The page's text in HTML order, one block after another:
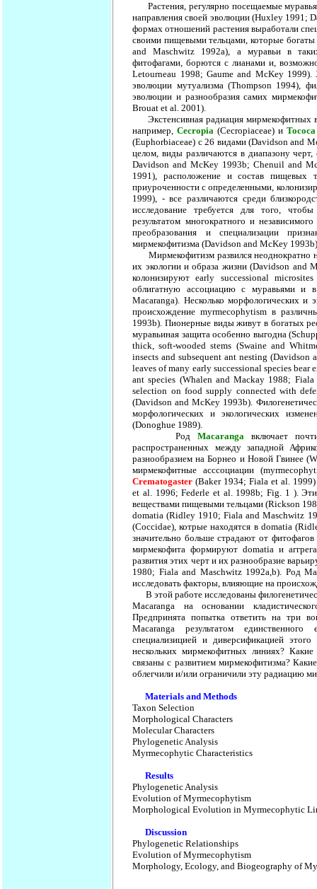
Растения, регулярно посещаемые
направления своей эволюции (Huxley 1991;
формах отношений растения выработали
своими пищевыми тельцами, которые
and Maschwitz 1992a), а муравьи в
фитофагами, борются с лианами и,
Letourneau 1998; Gaume and McKey 1999).
эволюции мутуализма (Thompson 1994),
эволюции и разнообразия самих
Brouat et al. 2001).
Экстенсивная радиация мирмекофитных
например,Cecropia (Cecropiaceae) и Tococa
(Euphorbiaceae) с 26 видами (Davidson and
целом, виды различаются в диапазону
Davidson and McKey 1993b; Chenuil and
1991), расположение и состав
приуроченности с определенными,
1999), - все различаются среди
исследование требуется для того,
результатом многократного и
преобразования и специализации
мирмекофитизма (Davidson and McKey
Мирмекофитизм развился неоднократно
их экологии и образа жизни (Davidson and
колонизируют early successional
облигатную ассоциацию с муравьями и
Macaranga). Несколько морфологических и
происхождение myrmecophytism в
1993b). Пионерные виды живут в богатых
муравьиная защита особенно выгодна
thick, soft-wooded stems (Swaine and
insects and subsequent ant nesting
leaves of many early successional species
ant species (Whalen and Mackay 1988;
selection on food supply connected with
(Davidson and McKey 1993b).
морфологических и экологических
(Donoghue 1989).
Род Macarangaвключает
распространенных между западной
разнообразием на Борнео и Новой Гвинее
мирмекофитные асссоциации
Crematogaster (Baker 1934; Fiala et al. 1999)
et al. 1996; Federle et al. 1998b; Fig. 1 ). Эти
веществами пищевыми тельцами (Rickson
domatia (Ridley 1910; Fiala and Maschwitz
(Coccidae), котрые находятся в domatia
значительно больше страдают от
мирмекофита формируют domatia и
развития этих черт и их разнообразие
1980; Fiala and Maschwitz 1992a,b). Род
исследовать факторы, влияющие на
В этой работе исследованы
Macaranga на основании
Предпринята попытка ответить на три
Macaranga результатом
специализицией и диверсификацией
нескольких мирмекофитных линиях?
связаны с развитием мирмекофитизма?
облегчили и/или ограничили эту радиацию
Materials and Methods
Taxon Selection
Morphological Characters
Molecular Characters
Phylogenetic Analysis
Myrmecophytic Characteristics
Results
Phylogenetic Analysis
Evolution of Myrmecophytism
Morphological Evolution in Myrmecophytic
Discussion
Phylogenetic Relationships
Evolution of Myrmecophytism
Morphology, Ecology, and Biogeography of